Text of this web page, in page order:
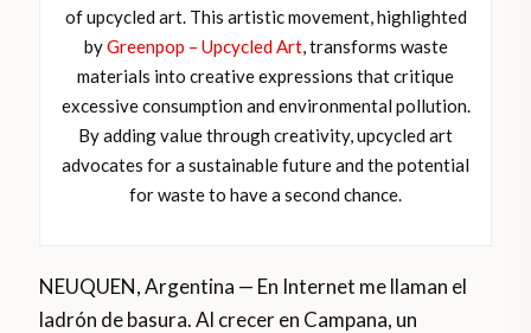
of upcycled art. This artistic movement, highlighted
byGreenpop – Upcycled Art, transforms waste
materials into creative expressions that critique
excessive consumption and environmental pollution.
By adding value through creativity, upcycled art
advocates for a sustainable future and the potential
for waste to have a second chance.
NEUQUEN, Argentina — En Internet me llaman el
ladrón de basura. Al crecer en Campana, un